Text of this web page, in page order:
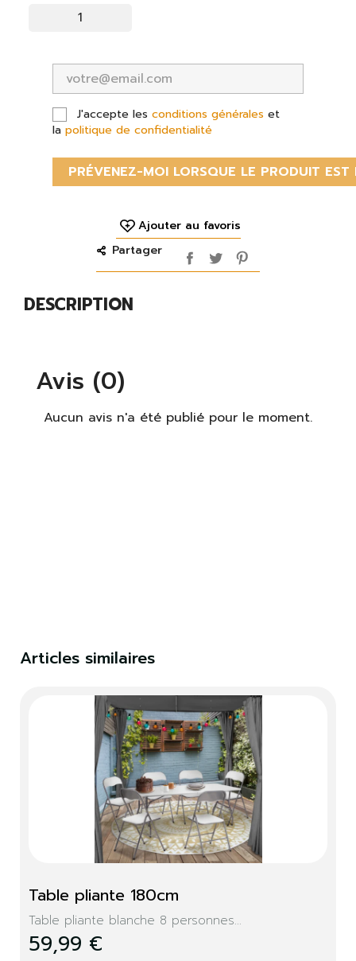
DESCRIPTION
J'accepte les conditions générales et
la politique de confidentialité
PRÉVENEZ-MOI LORSQUE LE PRODUIT EST
Ajouter au favoris
Partager
Avis (0)
Aucun avis n'a été publié pour le moment.
Articles similaires
Table pliante 180cm
Table pliante blanche 8 personnes...
59,99 €